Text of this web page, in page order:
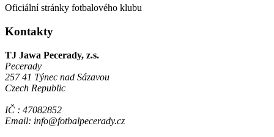
Oficiální stránky fotbalového klubu
Kontakty
TJ Jawa Pecerady, z.s.
Pecerady
257 41 Týnec nad Sázavou
Czech Republic
IČ : 47082852
Email: info@fotbalpecerady.cz